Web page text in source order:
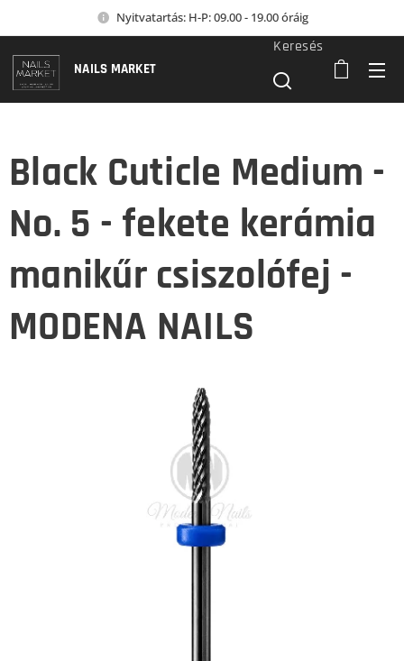
Nyitvatartás: H-P: 09.00 - 19.00 óráig
NAILS MARKET
Keresés
Black Cuticle Medium -
No. 5 - fekete kerámia
manikűr csiszolófej -
MODENA NAILS